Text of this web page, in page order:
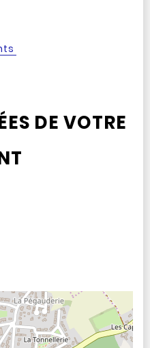
DE VOTRE